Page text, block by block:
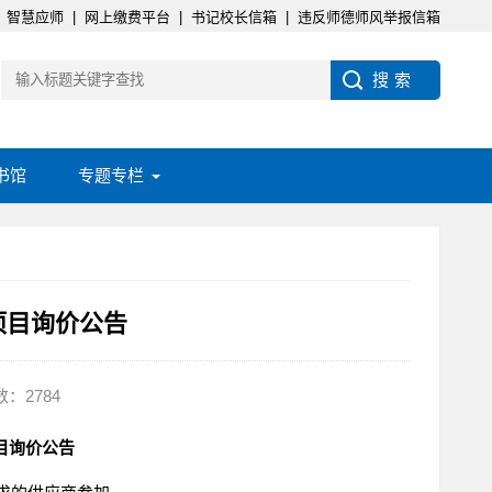
智慧应师 网上缴费平台 书记校长信箱 违反师德师风举报信箱
馆 专题专栏
询价公告
：2784
询价公告